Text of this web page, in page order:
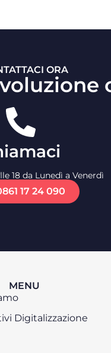
ORA
18 da Lunedì a Venerdì
17 24 090
MENU
Digitalizzazione